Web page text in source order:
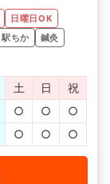
日曜日OK
駅ちか
鍼灸
土 日
祝
○ ○
○
○ ○ ○